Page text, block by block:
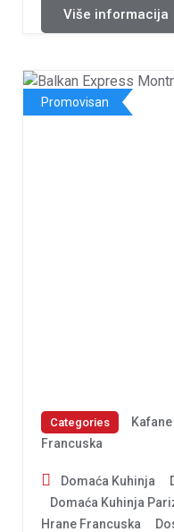
Više informacija
Promovisan
Categories
Francuska
Domaća Kuhinja
Domaća Kuhinja
Hrane Francuska